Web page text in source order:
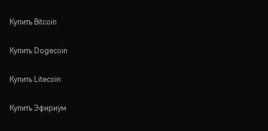
Купить Bitcoin
Купить Dogecoin
Купить Litecoin
Купить Эфириум